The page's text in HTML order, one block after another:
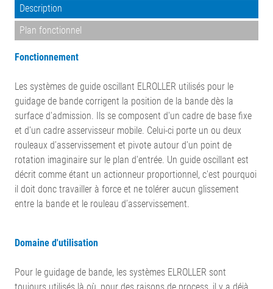
Description
Plan fonctionnel
Fonctionnement
Les systèmes de guide oscillant ELROLLER utilisés pour le
guidage de bande corrigent la position de la bande dès la
surface d'admission. Ils se composent d'un cadre de base fixe
et d'un cadre asservisseur mobile. Celui-ci porte un ou deux
rouleaux d’asservissement et pivote autour d'un point de
rotation imaginaire sur le plan d'entrée. Un guide oscillant est
décrit comme étant un actionneur proportionnel, c'est pourquoi
il doit donc travailler à force et ne tolérer aucun glissement
entre la bande et le rouleau d’asservissement.
Domaine d'utilisation
Pour le guidage de bande, les systèmes ELROLLER sont